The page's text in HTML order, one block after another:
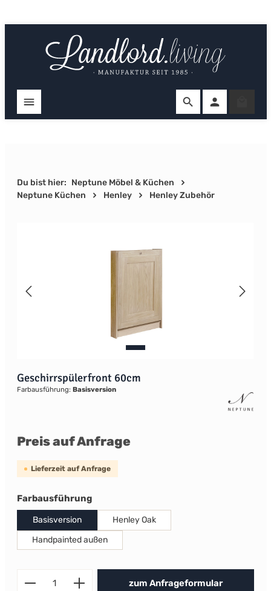
Du bist hier: Neptune Möbel & Küchen
Neptune Küchen
Henley Henley Zubehör
Geschirrspülerfront 60cm
Farbausführung: Basisversion
Preis auf Anfrage
Lieferzeit auf Anfrage
Farbausführungauswählen
Basisversion
Henley Oak
Handpainted außen
Produkt Anzahl: Gib den
zum Anfrageformular